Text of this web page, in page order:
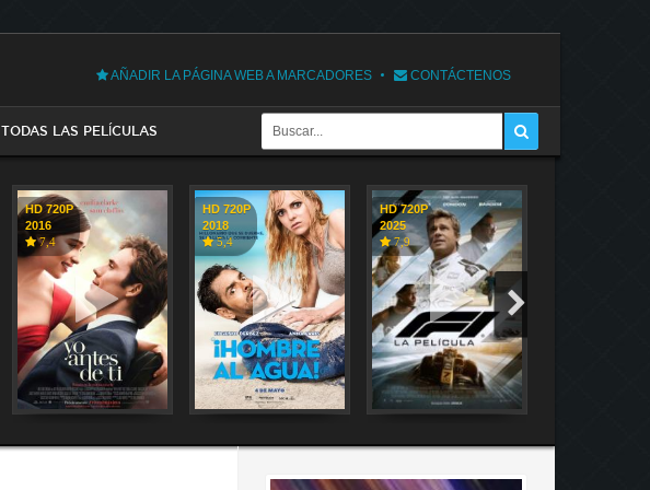
AÑADIR LA PÁGINA WEB A MARCADORES CONTÁCTENOS
TODAS LAS PELÍCULAS
HD 720P
2016
7,4
HD 720P
2018
5,4
HD 720P
2025
7,9